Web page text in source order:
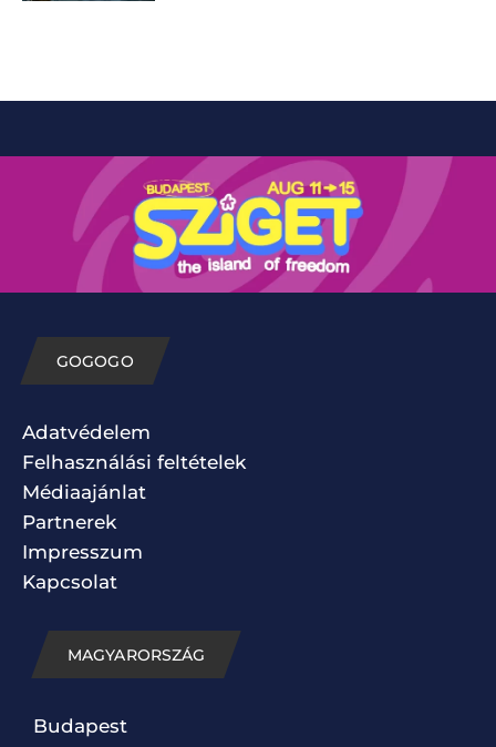
GOGOGO
Adatvédelem
Felhasználási feltételek
Médiaajánlat
Partnerek
Impresszum
Kapcsolat
MAGYARORSZÁG
Budapest